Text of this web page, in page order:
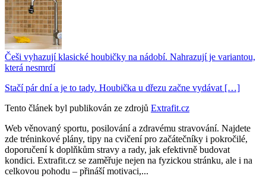
Češi vyhazují klasické houbičky na nádobí. Nahrazují je variantou,
která nesmrdí
Stačí pár dní a je to tady. Houbička u dřezu začne vydávat […]
Tento článek byl publikován ze zdrojů Extrafit.cz
Web věnovaný sportu, posilování a zdravému stravování. Najdete
zde tréninkové plány, tipy na cvičení pro začátečníky i pokročilé,
doporučení k doplňkům stravy a rady, jak efektivně budovat
kondici. Extrafit.cz se zaměřuje nejen na fyzickou stránku, ale i na
celkovou pohodu – přináší motivaci,...